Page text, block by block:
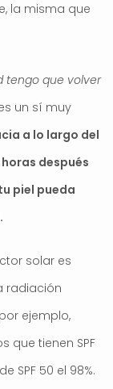
la misma que
tengo que volver
un sí muy
a lo largo del
después
piel pueda
solar es
radiación
ejemplo,
que tienen SPF
SPF 50 el 98%.